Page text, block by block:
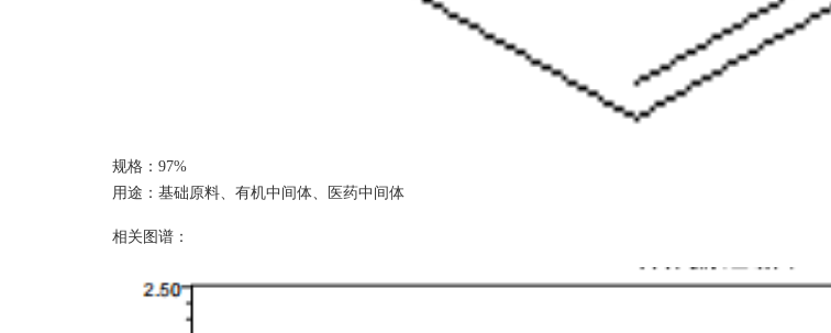
规格： 97%
用途：基础原料、有机中间体、医药中间体
相关图谱：